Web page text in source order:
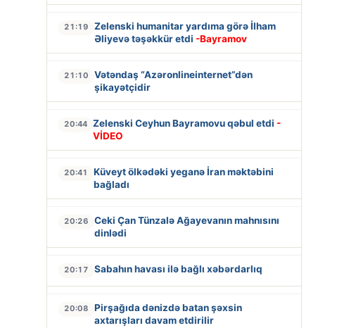
21:19
Zelenski humanitar yardıma görə İlham
Əliyevə təşəkkür etdi -Bayramov
21:10
Vətəndaş “Azəronlineinternet”dən
şikayətçidir
20:44 Zelenski Ceyhun Bayramovu qəbul etdi -
VİDEO
20:41
Küveyt ölkədəki yeganə İran məktəbini
bağladı
20:26
Ceki Çan Tünzalə Ağayevanın mahnısını
dinlədi
20:17 Sabahın havası ilə bağlı xəbərdarlıq
20:08
Pirşağıda dənizdə batan şəxsin
axtarışları davam etdirilir